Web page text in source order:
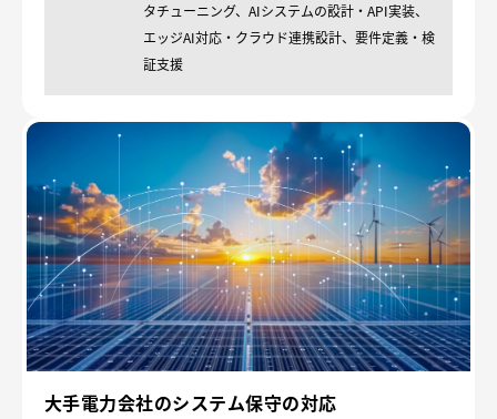
タチューニング、AIシステムの設計・API実装、
エッジAI対応・クラウド連携設計、要件定義・検
証支援
大手電力会社のシステム保守の対応